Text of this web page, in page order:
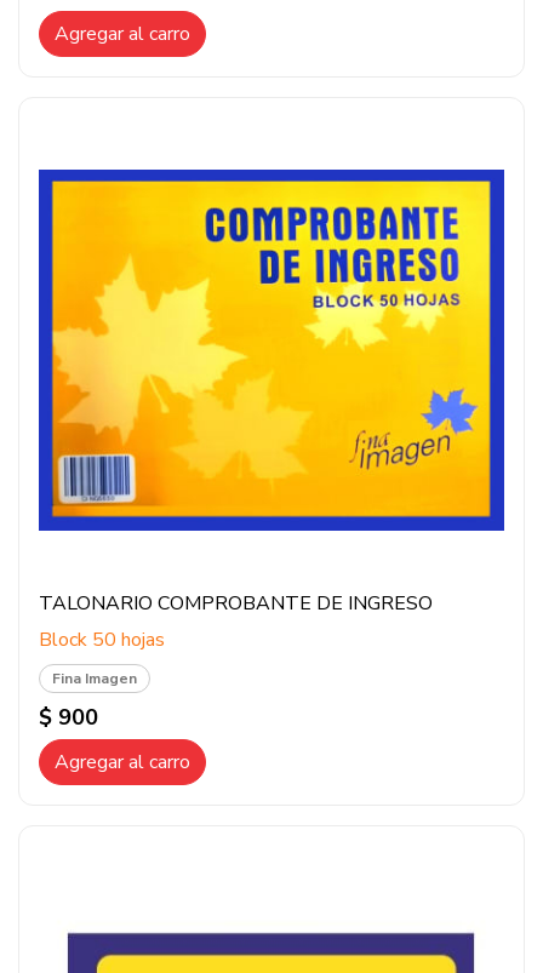
Agregar al carro
TALONARIO COMPROBANTE DE INGRESO
Block 50 hojas
Fina Imagen
$ 900
Agregar al carro